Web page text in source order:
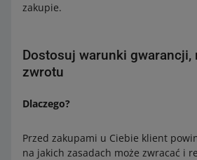
zakupie.
Dostosuj warunki gwarancji,
zwrotu
Dlaczego?
Przed zakupami u Ciebie klient
na jakich zasadach może zwracać i